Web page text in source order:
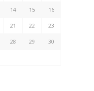
14 15 16
21 22 23
28 29 30